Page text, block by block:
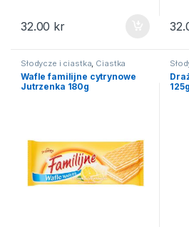
32.00 kr
Słodycze i ciastka, Ciastka
Wafle familijne cytrynowe
Jutrzenka 180g
125g